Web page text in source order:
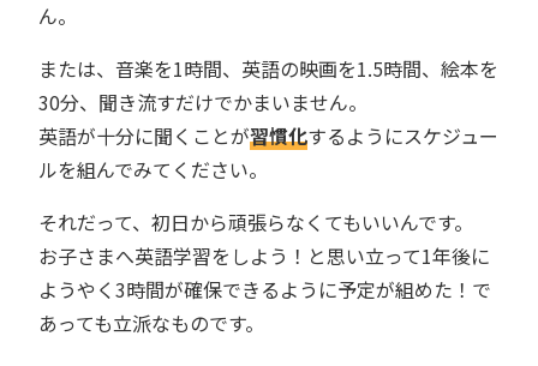
ん。
または、音楽を1時間、英語の映画を1.5時間、絵本を
30分、聞き流すだけでかまいません。
英語が十分に聞くことが習慣化するようにスケジュー
ルを組んでみてください。
それだって、初日から頑張らなくてもいいんです。
お子さまへ英語学習をしよう！と思い立って1年後に
ようやく3時間が確保できるように予定が組めた！で
あっても立派なものです。